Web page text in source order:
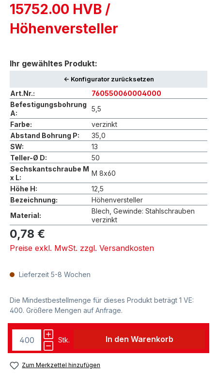
15752.00 HVB /
Höhenversteller
Ihr gewähltes Produkt:
<- Konfigurator zurücksetzen
Art.Nr.:
760550060004000
Befestigungsbohrung
A:
5,5
Farbe:
verzinkt
Abstand Bohrung P:
35,0
SW:
13
Teller-Ø D:
50
Sechskantschraube M
x L:
M 8x60
Höhe H:
12,5
Bezeichnung:
Höhenversteller
Material:
Blech, Gewinde: Stahlschrauben
verzinkt
0,78 €
Preise exkl. MwSt. zzgl. Versandkosten
Lieferzeit 5-8 Wochen
Die Mindestbestellmenge für dieses Produkt beträgt 1 VE:
400. Größere Mengen auf Anfrage.
Stk. In den Warenkorb
Zum Merkzettel hinzufügen